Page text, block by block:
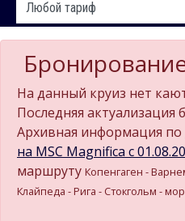
На данный круиз нет
Последняя актуализация
Архивная информация по
на MSC Magnifica c
маршруту Копенгаген -
Клайпеда - Рига - Стокгольм -